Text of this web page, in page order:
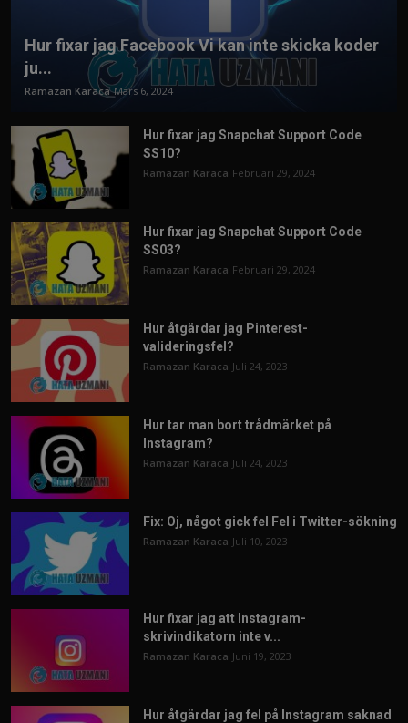
Hur fixar jag Facebook Vi kan inte skicka koder
ju...
Ramazan Karaca Mars 6, 2024
Hur fixar jag Snapchat Support Code
SS10?
Ramazan Karaca Februari 29, 2024
Hur fixar jag Snapchat Support Code
SS03?
Ramazan Karaca Februari 29, 2024
Hur åtgärdar jag Pinterest-
valideringsfel?
Ramazan Karaca Juli 24, 2023
Hur tar man bort trådmärket på
Instagram?
Ramazan Karaca Juli 24, 2023
Fix: Oj, något gick fel Fel i Twitter-sökning
Ramazan Karaca Juli 10, 2023
Hur fixar jag att Instagram-
skrivindikatorn inte v...
Ramazan Karaca Juni 19, 2023
Hur åtgärdar jag fel på Instagram saknad